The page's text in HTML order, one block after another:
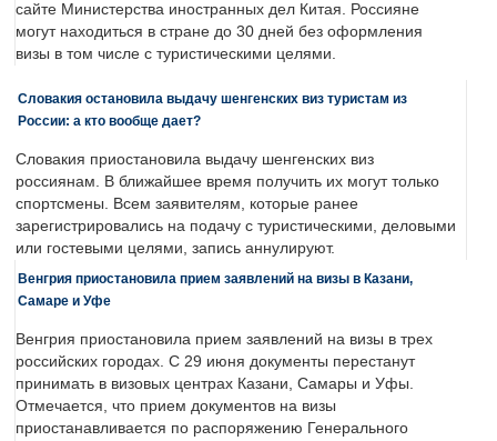
сайте Министерства иностранных дел Китая. Россияне
могут находиться в стране до 30 дней без оформления
визы в том числе с туристическими целями.
Словакия остановила выдачу шенгенских виз туристам из
России: а кто вообще дает?
Словакия приостановила выдачу шенгенских виз
россиянам. В ближайшее время получить их могут только
спортсмены. Всем заявителям, которые ранее
зарегистрировались на подачу с туристическими, деловыми
или гостевыми целями, запись аннулируют.
Венгрия приостановила прием заявлений на визы в Казани,
Самаре и Уфе
Венгрия приостановила прием заявлений на визы в трех
российских городах. С 29 июня документы перестанут
принимать в визовых центрах Казани, Самары и Уфы.
Отмечается, что прием документов на визы
приостанавливается по распоряжению Генерального